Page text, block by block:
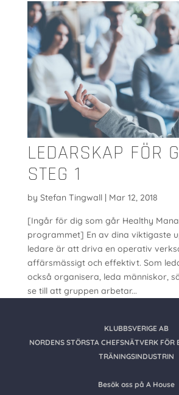
LEDARSKAP FÖR
STEG 1
by Stefan Tingwall| Mar 12, 2018
[Ingår för dig som går Healthy
programmet] En av dina viktigaste
ledare är att driva en operativ
affärsmässigt och effektivt. Som
också organisera, leda människor,
se till att gruppen arbetar...
KLUBBSVERIGE AB
NORDENS STÖRSTA CHEFSNÄTVERK FÖR
TRÄNINGSINDUSTRIN
Besök oss på A House